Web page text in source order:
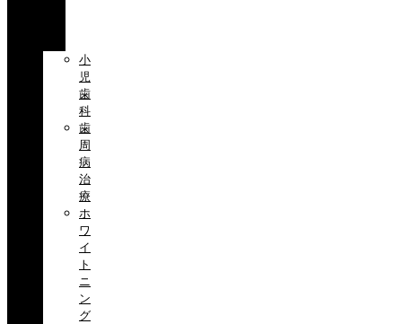
小
児
歯
科
歯
周
病
治
療
ホ
ワ
イ
ト
ニ
ン
グ